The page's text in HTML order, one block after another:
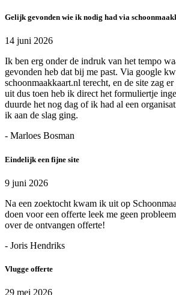
Gelijk gevonden wie ik nodig had via
14 juni 2026
Ik ben erg onder de indruk van het tempo
gevonden heb dat bij me past. Via google
schoonmaakkaart.nl terecht, en de site zag
uit dus toen heb ik direct het formuliertje
duurde het nog dag of ik had al een
ik aan de slag ging.
- Marloes Bosman
Eindelijk een fijne site
9 juni 2026
Na een zoektocht kwam ik uit op
doen voor een offerte leek me geen
over de ontvangen offerte!
- Joris Hendriks
Vlugge offerte
29 mei 2026